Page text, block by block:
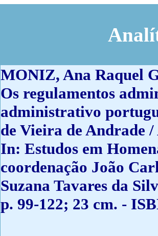
MONIZ, Ana Raquel
Os regulamentos
administrativo
de Vieira de Andrade
In: Estudos em
coordenação João
Suzana Tavares da
p. 99-122; 23 cm. -